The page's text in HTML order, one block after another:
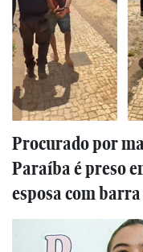
Procurado por
Paraíba é preso
esposa com